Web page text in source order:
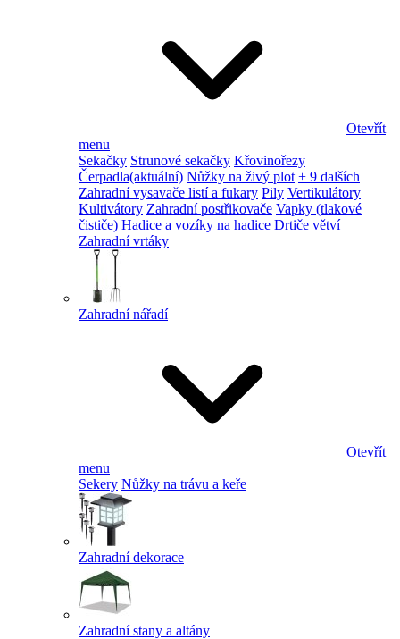
Otevřít
menu
Sekačky Strunové sekačky Křovinořezy
Čerpadla(aktuální) Nůžky na živý plot + 9 dalších
Zahradní vysavače listí a fukary Pily Vertikulátory
Kultivátory Zahradní postřikovače Vapky (tlakové
čističe) Hadice a vozíky na hadice Drtiče větví
Zahradní vrtáky
Zahradní nářadí
Otevřít
menu
Sekery Nůžky na trávu a keře
Zahradní dekorace
Zahradní stany a altány